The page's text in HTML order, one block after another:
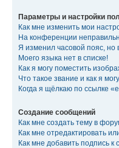
Параметры и настройки
Как мне изменить мои
На конференции
Я изменил часовой пояс, но
Моего языка нет в списке!
Как я могу поместить
Что такое звание и как я
Когда я щёлкаю по ссылке
Создание сообщений
Как мне создать тему в
Как мне отредактировать
Как мне добавить подпись